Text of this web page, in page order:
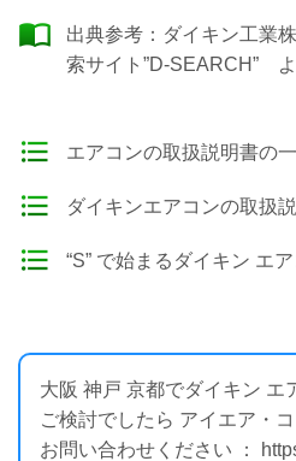
出典参考： ダイキン工業
索サイト”D-SEARCH” よ
エアコンの取扱説明書の
ダイキンエアコンの取扱
“S” で始まるダイキン エ
大阪 神戸 京都でダイキン エ
ご検討でしたら アイエア・
お問い合わせください ：